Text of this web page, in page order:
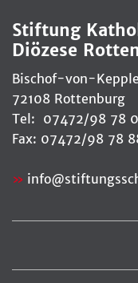
Stiftung
Diözese
Bischof-von-
72108 Rottenburg
Tel: 07472/98 78 0
Fax: 07472/98 78
info@